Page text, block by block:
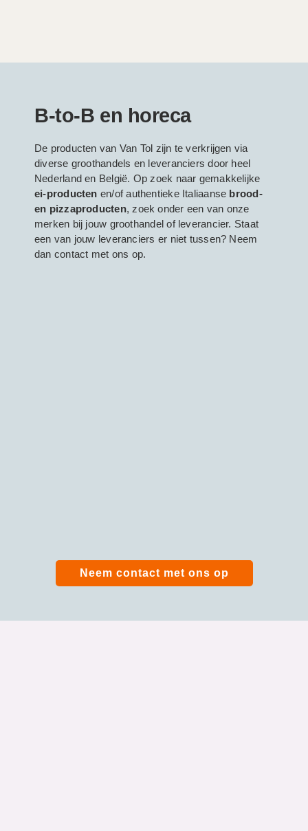
B-to-B en horeca
De producten van Van Tol zijn te verkrijgen via
diverse groothandels en leveranciers door heel
Nederland en België. Op zoek naar gemakkelijke
ei-producten en/of authentieke Italiaanse brood-
en pizzaproducten, zoek onder een van onze
merken bij jouw groothandel of leverancier. Staat
een van jouw leveranciers er niet tussen? Neem
dan contact met ons op.
Neem contact met ons op